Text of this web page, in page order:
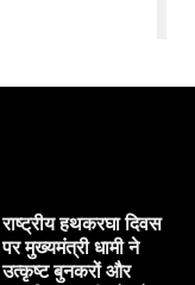
राष्ट्रीय हथकरघा दिवस
पर मुख्यमंत्री धामी ने
उत्कृष्ट बुनकरों और